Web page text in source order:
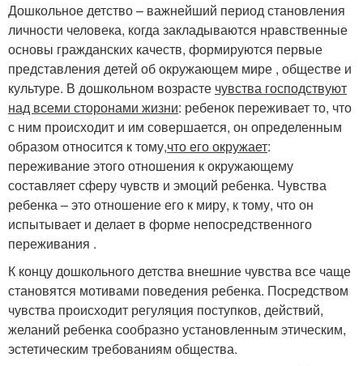
Дошкольное детство – важнейший период становления
личности человека, когда закладываются нравственные
основы гражданских качеств, формируются первые
представления детей об окружающем мире , обществе и
культуре. В дошкольном возрасте чувства господствуют
над всеми сторонами жизни: ребенок переживает то, что
с ним происходит и им совершается, он определенным
образом относится к тому,что его окружает:
переживание этого отношения к окружающему
составляет сферу чувств и эмоций ребенка. Чувства
ребенка – это отношение его к миру, к тому, что он
испытывает и делает в форме непосредственного
переживания .
К концу дошкольного детства внешние чувства все чаще
становятся мотивами поведения ребенка. Посредством
чувства происходит регуляция поступков, действий,
желаний ребенка сообразно установленным этическим,
эстетическим требованиям общества.